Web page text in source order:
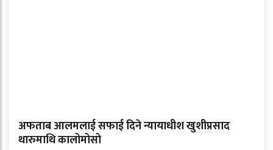
अफताब आलमलाई सफाई दिने न्यायाधीश खुशीप्रसाद
थारुमाथि कालोमोसो